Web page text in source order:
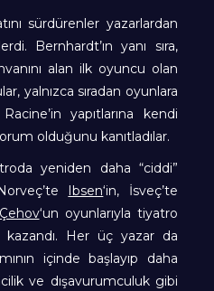
sürdürenler yazarlardan
Bernhardt’ın yanı sıra,
alan ilk oyuncu olan
yalnızca sıradan oyunlara
yapıtlarına kendi
olduğunu kanıtladılar.
yeniden daha “ciddi”
Ibsen‘in, İsveç’te
Çehov‘un oyunlarıyla tiyatro
Her üç yazar da
içinde başlayıp daha
ve dışavurumculuk gibi